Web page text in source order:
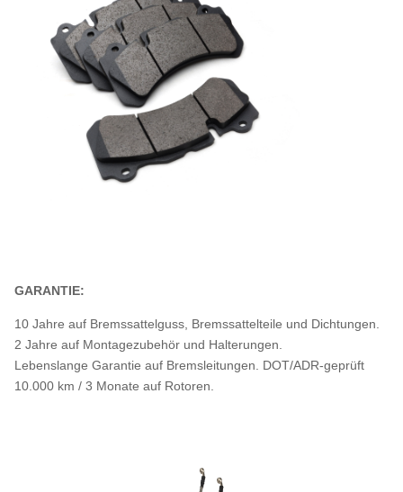
GARANTIE:
10 Jahre auf Bremssattelguss, Bremssattelteile und Dichtungen.
2 Jahre auf Montagezubehör und Halterungen.
Lebenslange Garantie auf Bremsleitungen. DOT/ADR-geprüft
10.000 km / 3 Monate auf Rotoren.